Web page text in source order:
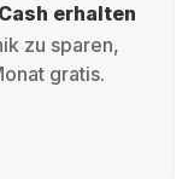
erhalten
zu sparen,
gratis.